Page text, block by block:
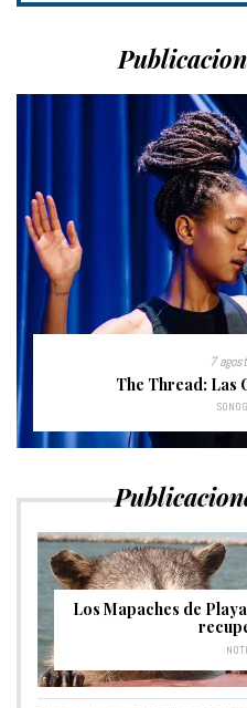
7
The Thread: Las
Los Mapaches de